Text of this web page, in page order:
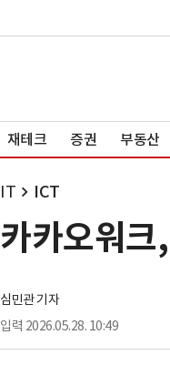
재테크 증권 부동산
IT ICT
카카오워
심민관 기자
입력 2026.05.28. 10:49